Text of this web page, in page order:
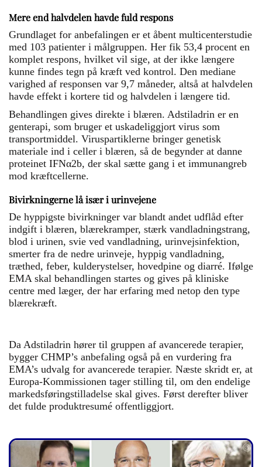
Mere end halvdelen havde fuld respons
Grundlaget for anbefalingen er et åbent multicenterstudie
med 103 patienter i målgruppen. Her fik 53,4 procent en
komplet respons, hvilket vil sige, at der ikke længere
kunne findes tegn på kræft ved kontrol. Den mediane
varighed af responsen var 9,7 måneder, altså at halvdelen
havde effekt i kortere tid og halvdelen i længere tid.
Behandlingen gives direkte i blæren. Adstiladrin er en
genterapi, som bruger et uskadeliggjort virus som
transportmiddel. Viruspartiklerne bringer genetisk
materiale ind i celler i blæren, så de begynder at danne
proteinet IFNα2b, der skal sætte gang i et immunangreb
mod kræftcellerne.
Bivirkningerne lå især i urinvejene
De hyppigste bivirkninger var blandt andet udflåd efter
indgift i blæren, blærekramper, stærk vandladningstrang,
blod i urinen, svie ved vandladning, urinvejsinfektion,
smerter fra de nedre urinveje, hyppig vandladning,
træthed, feber, kulderystelser, hovedpine og diarré. Ifølge
EMA skal behandlingen startes og gives på kliniske
centre med læger, der har erfaring med netop den type
blærekræft.
Da Adstiladrin hører til gruppen af avancerede terapier,
bygger CHMP’s anbefaling også på en vurdering fra
EMA’s udvalg for avancerede terapier. Næste skridt er, at
Europa-Kommissionen tager stilling til, om den endelige
markedsføringstilladelse skal gives. Først derefter bliver
det fulde produktresumé offentliggjort.